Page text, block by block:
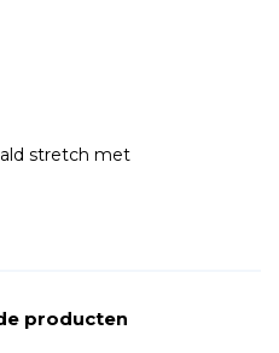
stretch met
producten